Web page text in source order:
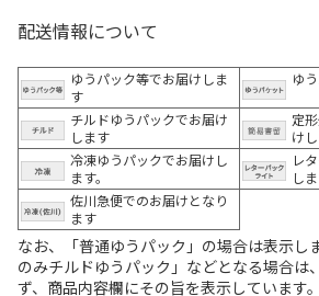
配送情報について
ゆうパック等でお届けしま
す
ゆ
チルドゆうパックでお届け
します
定
け
冷凍ゆうパックでお届けし
ます。
レ
し
佐川急便でのお届けとなり
ます
なお、「普通ゆうパック」の場合は表示し
のみチルドゆうパック」などとなる場合は
ず、商品内容欄にその旨を表示しています。